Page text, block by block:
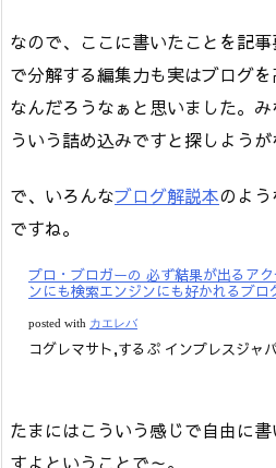
なので、ここに書いたことを記
で分解する編集力も実はブログ
なんだろうなぁと思いました。
ういう詰め込みですと探しようが
で、いろんなブログ解説本のよ
ですね。
プロ・ブロガーの 必ず結果が出るア
ンにも検索エンジンにも好かれるブロ
posted with カエレバ
コグレマサト,するぷ インプレスジャ
たまにはこういう感じで自由に
すよということで～。